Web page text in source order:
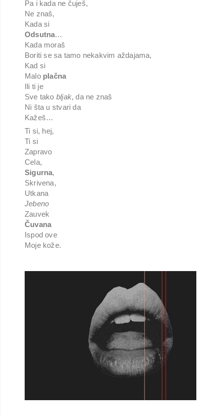
Pa i kada ne čuješ,
Ne znaš,
Kada si
Odsutna…
Kada moraš
Boriti se sa tamo nekakvim aždajama,
Kad si
Malo plačna
Ili ti je
Sve tako bljak, da ne znaš
Ni šta u stvari da
Kažeš…
Ti si, hej,
Ti si
Zapravo
Cela,
Sigurna,
Skrivena,
Utkana
Jebeno
Zauvek
Čuvana
Ispod ove
Moje kože.